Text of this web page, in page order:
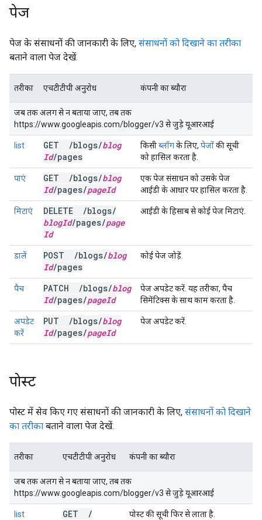
पेज
पेज के संसाधनों की जानकारी के लिए, संसाधनों को दिखाने का तरीका
बताने वाला पेज देखें.
तरीका एचटीटीपी अनुरोध कंपनी का ब्यौरा
जब तक अलग से न बताया जाए, तब तक
https://www.googleapis.com/blogger/v3 से जुड़े यूआरआई
list GET /blogs/blog
Id/pages
किसीब्लॉगके लिए, पेजोंकी सूची
को हासिल करता है.
पाएं GET /blogs/blog
Id/pages/pageId
एक पेज संसाधन को उसके पेज
आईडी के आधार पर हासिल करता है.
मिटाएं DELETE /blogs/
blogId/pages/page
Id
आईडी के हिसाब से कोई पेज मिटाएं.
डालें POST /blogs/blog
Id/pages
कोई पेज जोड़ें.
पैच PATCH /blogs/blog
Id/pages/pageId
पेज अपडेट करें. यह तरीका, पैच
सिमेंटिक्स के साथ काम करता है.
अपडेट
करें
PUT /blogs/blog
Id/pages/pageId
पेज अपडेट करें.
पोस्ट
पोस्ट में सेव किए गए संसाधनों की जानकारी के लिए, संसाधनों को दिखाने
का तरीका बताने वाला पेज देखें.
तरीका एचटीटीपी अनुरोध कंपनी का ब्यौरा
जब तक अलग से न बताया जाए, तब तक
https://www.googleapis.com/blogger/v3 से जुड़े यूआरआई
list GET / पोस्ट की सूची फिर से लाता है.